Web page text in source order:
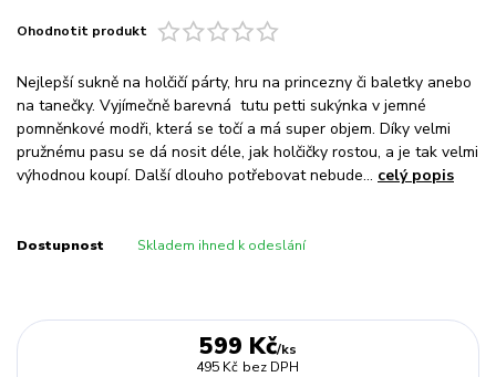
Ohodnotit produkt
Nejlepší sukně na holčičí párty, hru na princezny či baletky anebo
na tanečky. Vyjímečně barevná tutu petti sukýnka v jemné
pomněnkové modři, která se točí a má super objem. Díky velmi
pružnému pasu se dá nosit déle, jak holčičky rostou, a je tak velmi
výhodnou koupí. Další dlouho potřebovat nebude... celý popis
Dostupnost Skladem ihned k odeslání
599 Kč/ks
495 Kč bez DPH